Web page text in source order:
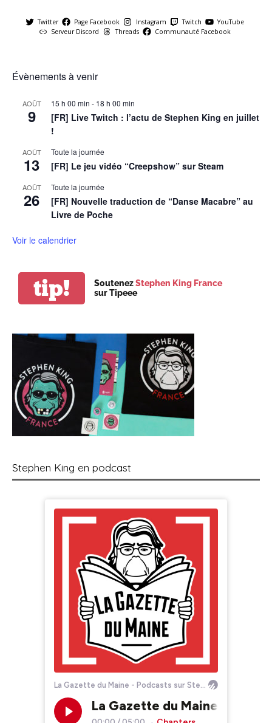
Twitter Page Facebook Instagram Twitch
YouTube
Serveur Discord
Threads Communauté Facebook
Évènements à venir
AOÛT
9
15 h 00 min - 18 h 00 min
[FR] Live Twitch : l’actu de Stephen King en juillet
!
AOÛT
13
Toute la journée
[FR] Le jeu vidéo “Creepshow” sur Steam
AOÛT
26
Toute la journée
[FR] Nouvelle traduction de “Danse Macabre” au
Livre de Poche
Voir le calendrier
tip! SoutenezStephen King France
sur Tipeee
Stephen King en podcast